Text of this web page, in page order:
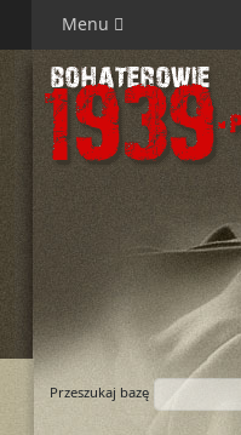
Menu
Przeszukaj bazę